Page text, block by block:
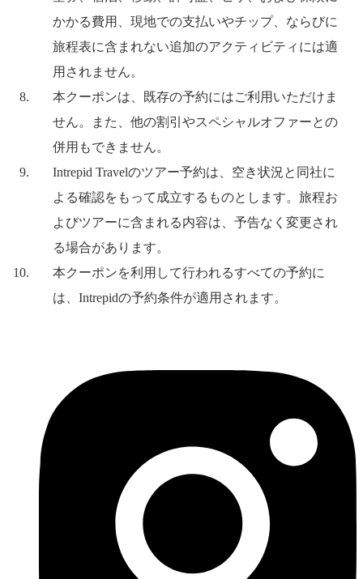
かかる費用、現地での支払いやチップ、ならびに
旅程表に含まれない追加のアクティビティには適
用されません。
本クーポンは、既存の予約にはご利用いただけま
せん。また、他の割引やスペシャルオファーとの
併用もできません。
Intrepid Travelのツアー予約は、空き状況と同社に
よる確認をもって成立するものとします。旅程お
よびツアーに含まれる内容は、予告なく変更され
る場合があります。
本クーポンを利用して行われるすべての予約に
は、Intrepidの予約条件が適用されます。